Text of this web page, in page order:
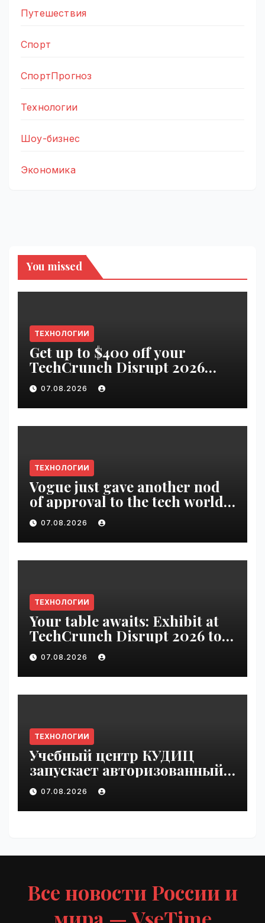
Путешествия
Спорт
СпортПрогноз
Технологии
Шоу-бизнес
Экономика
You missed
ТЕХНОЛОГИИ
Get up to $400 off your
TechCrunch Disrupt 2026
pass until tomorrow |
VseTime.ru
07.08.2026
ТЕХНОЛОГИИ
Vogue just gave another nod
of approval to the tech world |
VseTime.ru
07.08.2026
ТЕХНОЛОГИИ
Your table awaits: Exhibit at
TechCrunch Disrupt 2026 to
be seen by thousands |
VseTime.ru
07.08.2026
ТЕХНОЛОГИИ
Учебный центр КУДИЦ
запускает авторизованный
курс по
администрированию Mind
Migrate#guest | VseTime.ru
07.08.2026
Все новости России и